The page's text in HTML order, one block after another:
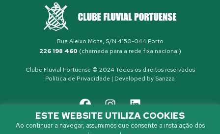
Rua Aleixo Mota, S/N 4150-044 Porto
226 198 460 (chamada para a rede fixa nacional)
Clube Fluvial Portuense © 2024 Todos os direitos reservados
Política de Privacidade | Developed by Sanzza
ESTE WEBSITE UTILIZA COOKIES
Ao continuar a navegar, assumimos que consente a instalação dos